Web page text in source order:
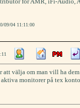
09/04 11:11:00
att välja om man vill ha
monitorer på tex